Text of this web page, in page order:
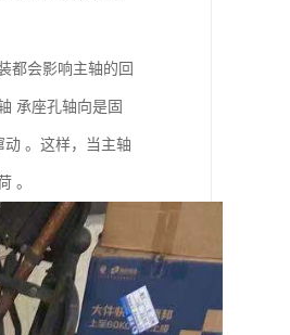
都会影响主轴的回
承座孔轴向是固
。这样，当主轴
。